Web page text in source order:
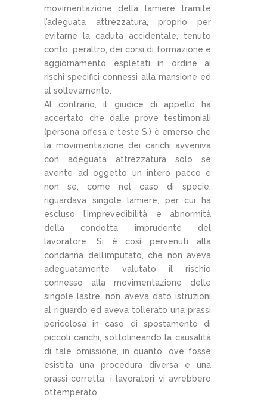
movimentazione della lamiere tramite
l’adeguata attrezzatura, proprio per
evitarne la caduta accidentale, tenuto
conto, peraltro, dei corsi di formazione e
aggiornamento espletati in ordine ai
rischi specifici connessi alla mansione ed
al sollevamento.
Al contrario, il giudice di appello ha
accertato che dalle prove testimoniali
(persona offesa e teste S.) è emerso che
la movimentazione dei carichi avveniva
con adeguata attrezzatura solo se
avente ad oggetto un intero pacco e
non se, come nel caso di specie,
riguardava singole lamiere, per cui ha
escluso l’imprevedibilità e abnormità
della condotta imprudente del
lavoratore. Si è così pervenuti alla
condanna dell’imputato, che non aveva
adeguatamente valutato il rischio
connesso alla movimentazione delle
singole lastre, non aveva dato istruzioni
al riguardo ed aveva tollerato una prassi
pericolosa in caso di spostamento di
piccoli carichi, sottolineando la causalità
di tale omissione, in quanto, ove fosse
esistita una procedura diversa e una
prassi corretta, i lavoratori vi avrebbero
ottemperato.